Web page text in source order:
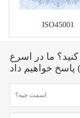
ISO45001
ما در اسرع